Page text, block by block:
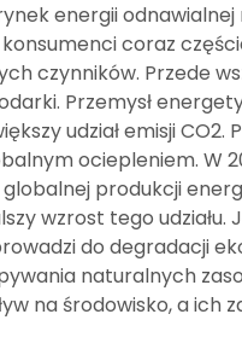
energii
coraz
czynników. Przede
Przemysł
udział emisji
ociepleniem. W
globalnej produkcji
wzrost tego
do degradacji
naturalnych
na środowisko, a ich